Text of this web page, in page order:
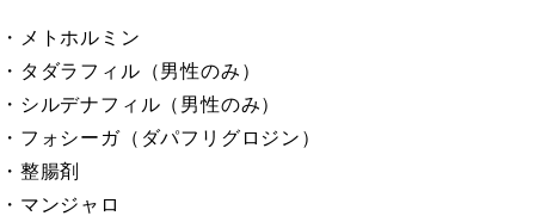
・メトホルミン
・タダラフィル（男性のみ）
・シルデナフィル（男性のみ）
・フォシーガ（ダパフリグロジン）
・整腸剤
・マンジャロ